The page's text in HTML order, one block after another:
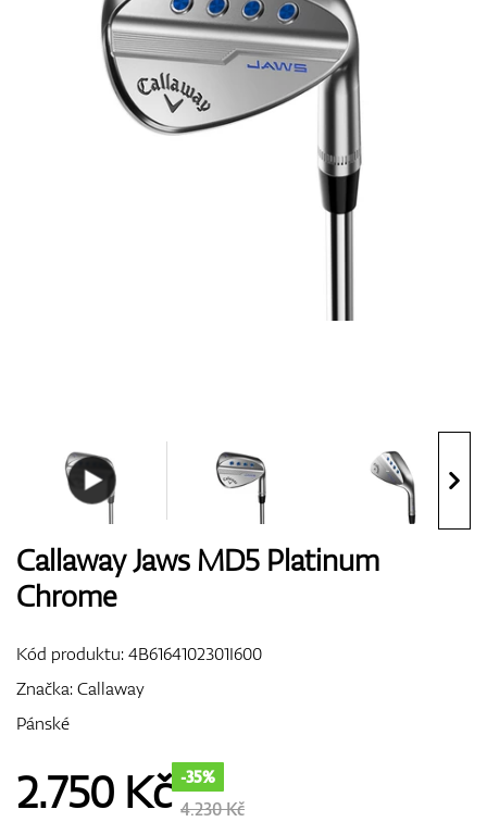
Bagy
Doplňky
Callaway Jaws MD5 Platinum
Chrome
Kód produktu:4B6164102301I600
Značka:Callaway
Pánské
2.750 Kč -35%
4.230 Kč